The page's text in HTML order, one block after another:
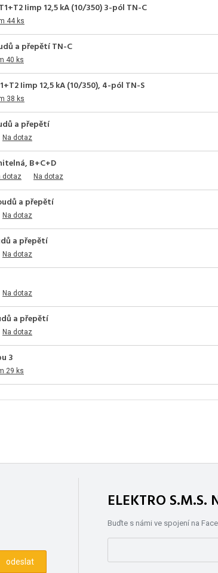
Iimp 12,5 kA (10/350) 3-pól TN-C
44 ks
a přepětí TN-C
40 ks
Iimp 12,5 kA (10/350), 4-pól TN-S
38 ks
a přepětí
Na dotaz
B+C+D
dotaz Na dotaz
a přepětí
Na dotaz
a přepětí
Na dotaz
Na dotaz
a přepětí
Na dotaz
3
29 ks
ELEKTRO S.M.S.
Buďte s námi ve spojení na